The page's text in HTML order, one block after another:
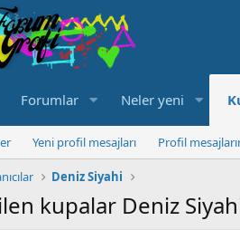
Forumlar Neler yeni
Yeni profil mesajları Profil
Deniz Siyahi
kupalar Deniz